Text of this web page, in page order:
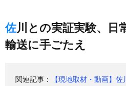
佐川との実証実験、日常品や市販医薬品の
輸送に手ごたえ
関連記事：
【現地取材・動画】